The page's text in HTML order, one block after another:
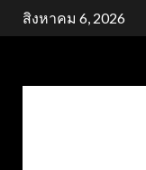
Skipสิงหาคม 6, 2026